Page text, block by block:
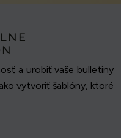
a urobiť vaše bulletiny
vytvoriť šablóny, ktoré